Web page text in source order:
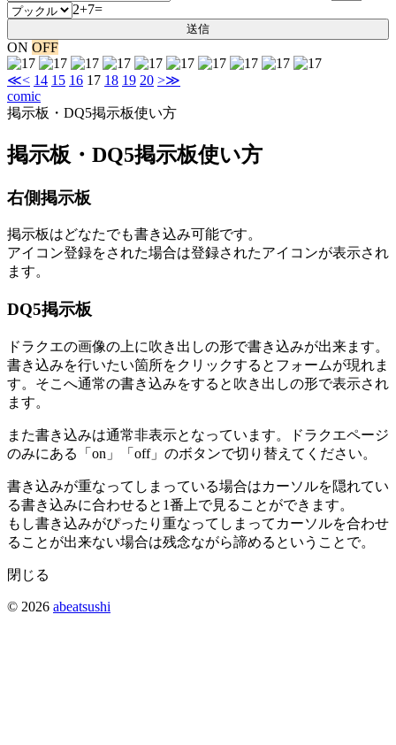
2+7=
ON OFF
≪< 14 15 16 17 18 19 20 >≫
comic
掲示板・DQ5掲示板使い方
掲示板・DQ5掲示板使い方
右側掲示板
掲示板はどなたでも書き込み可能です。
アイコン登録をされた場合は登録されたアイコンが表示され
ます。
DQ5掲示板
ドラクエの画像の上に吹き出しの形で書き込みが出来ます。
書き込みを行いたい箇所をクリックするとフォームが現れま
す。そこへ通常の書き込みをすると吹き出しの形で表示され
ます。
また書き込みは通常非表示となっています。ドラクエページ
のみにある「on」「off」のボタンで切り替えてください。
書き込みが重なってしまっている場合はカーソルを隠れてい
る書き込みに合わせると1番上で見ることができます。
もし書き込みがぴったり重なってしまってカーソルを合わせ
ることが出来ない場合は残念ながら諦めるということで。
閉じる
© 2026 abeatsushi